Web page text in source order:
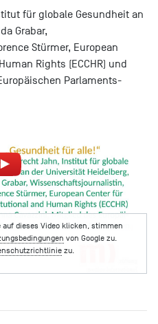
für globale Gesundheit an
Grabar,
Stürmer, European
Rights (ECCHR) und
Parlaments-
auf dieses Video klicken, stimmen
von Google zu.
zu.